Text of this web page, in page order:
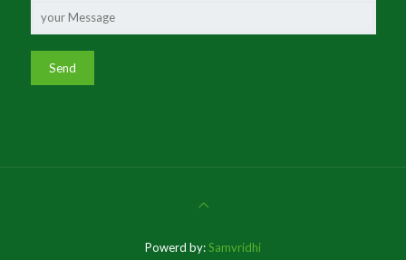
Powerd by:Samvridhi